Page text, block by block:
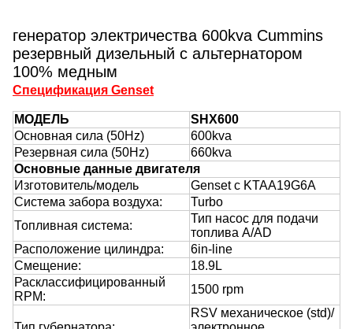
генератор электричества 600kva Cummins
резервный дизельный с альтернатором
100% медным
Спецификация Genset
МОДЕЛЬ
SHX600
Основная сила (50Hz)
600kva
Резервная сила (50Hz)
660kva
Основные данные двигателя
Изготовитель/модель
Genset с KTAA19G6A
Система забора воздуха:
Turbo
Топливная система:
Тип насос для подачи
топлива A/AD
Расположение цилиндра:
6in-line
Смещение:
18.9L
Расклассифицированный
RPM:
1500 rpm
RSV механическое (std)/